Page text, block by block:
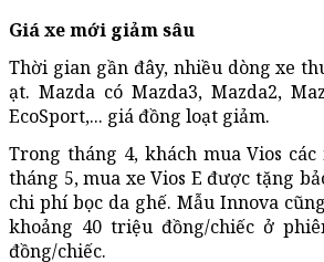
Giá xe mới giảm sâu
Thời gian gần đây, nhiều dòng xe
ạt. Mazda có Mazda3, Mazda2,
EcoSport,... giá đồng loạt giảm.
Trong tháng 4, khách mua Vios
tháng 5, mua xe Vios E được tặng
chi phí bọc da ghế. Mẫu Innova
khoảng 40 triệu đồng/chiếc ở
đồng/chiếc.